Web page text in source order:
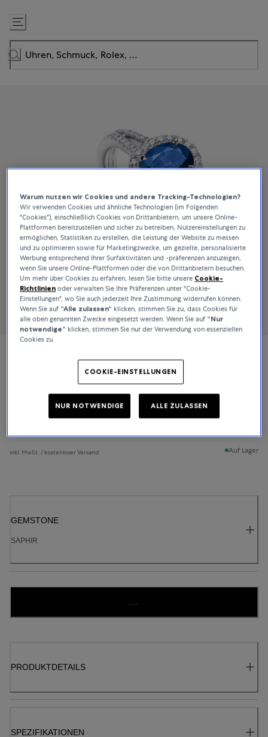
Zum
Inhalt
springen
Bucherer Fine Jewellery
inkl. MwSt. / kostenloser Versand Auf Lager
GEMSTONE
SAPHIR
...
PRODUKTDETAILS
SPEZIFIKATIONEN
Warum nutzen wir Cookies und andere Tracking-Technologien?
Wir verwenden Cookies und ähnliche Technologien (im Folgenden
"Cookies"), einschließlich Cookies von Drittanbietern, um unsere Online-
Plattformen bereitzustellen und sicher zu betreiben, Nutzereinstellungen zu
ermöglichen, Statistiken zu erstellen, die Leistung der Website zu messen
und zu optimieren sowie für Marketingzwecke, um gezielte, personalisierte
Werbung entsprechend Ihrer Surfaktivitäten und -präferenzen anzuzeigen,
wenn Sie unsere Online-Plattformen oder die von Drittanbietern besuchen.
Um mehr über Cookies zu erfahren, lesen Sie bitte unsere Cookie-
Richtlinien oder verwalten Sie Ihre Präferenzen unter "Cookie-
Einstellungen", wo Sie auch jederzeit Ihre Zustimmung widerrufen können.
Wenn Sie auf “Alle zulassen“ klicken, stimmen Sie zu, dass Cookies für
alle oben genannten Zwecke eingesetzt werden. Wenn Sie auf “Nur
notwendige” klicken, stimmen Sie nur der Verwendung von essenziellen
Cookies zu.
COOKIE-EINSTELLUNGEN
NUR NOTWENDIGE ALLE ZULASSEN